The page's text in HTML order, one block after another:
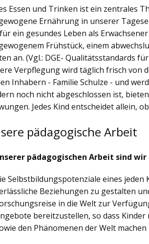
Essen und Trinken ist ein zentrales
Ernährung in unserer
ein gesundes Leben als
Frühstück, einem
an. (Vgl.: DGE- Qualitätsstandards
Verpflegung wird täglich frisch von
Inhabern - Familie Schulze - und
noch nicht abgeschlossen ist,
Jedes Kind entscheidet allein,
pädagogische Arbeit
pädagogischen Arbeit sind
Selbstbildungspotenziale eines jeden
Beziehungen zu gestalten
in die Welt zur
bereitzustellen, so dass
den Phänomenen der Welt machen